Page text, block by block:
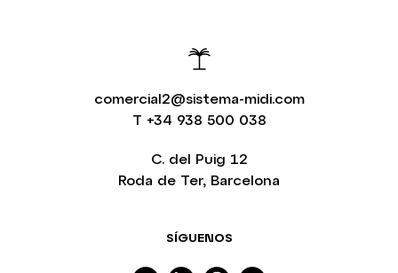
comercial2@sistema-midi.com
T +34 938 500 038
SÍGUENOS
C. del Puig 12
Roda de Ter, Barcelona